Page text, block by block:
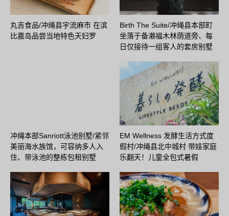
丸吉食品/冲绳县宇流麻市 在滨
比嘉岛品尝当地特色天妇罗
Birth The Suite/冲绳县本部町
坐落于备濑福木林荫道旁、每
日仅接待一组客人的套房别墅
冲绳本部Sanriott泳池别墅/紧邻
美丽海水族馆，可容纳多人入
住、带泳池的整栋包租别墅
EM Wellness 发酵生活方式度
假村/冲绳县北中城村 带娃家庭
乐翻天！儿童全包式暑假